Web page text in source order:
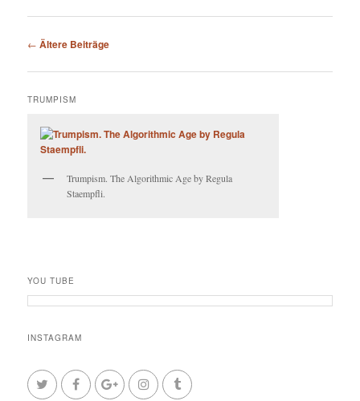
Beitragsnavigation
← Ältere Beiträge
TRUMPISM
Trumpism. The Algorithmic Age by Regula
Staempfli.
YOU TUBE
INSTAGRAM